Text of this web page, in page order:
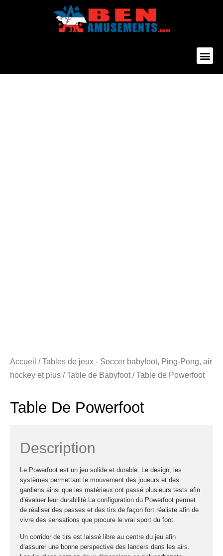
Accueil /Tables de jeux - Soccer babyfoot, Ping-Pong, air
hockey et plus /Table de Babyfoot/ Table de Powerfoot
Table De Powerfoot
Description
Le Powerfoot est un jeu solide et durable. Le design, les
systèmes permettant le mouvement des joueurs et des
gardiens ainsi que les matériaux ont passé plusieurs tests afin
d’évaluer leur durabilité.La configuration du Powerfoot permet
de réaliser des passes et des tirs de façon fort réaliste afin de
vivre des sensations que procure le vrai sport du foot.
Un corridor de tirs est laissé libre au centre du jeu afin
d’assurer une bonne perspective des lancers dans les airs.